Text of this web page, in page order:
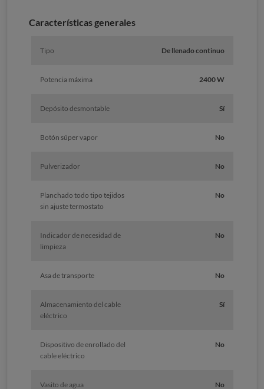
Características generales
Tipo De llenado continuo
Potencia máxima 2400 W
Depósito desmontable Sí
Botón súper vapor No
Pulverizador No
Planchado todo tipo tejidos
sin ajuste termostato
No
Indicador de necesidad de
limpieza
No
Asa de transporte No
Almacenamiento del cable
eléctrico
Sí
Dispositivo de enrollado del
cable eléctrico
No
Vasito de agua No